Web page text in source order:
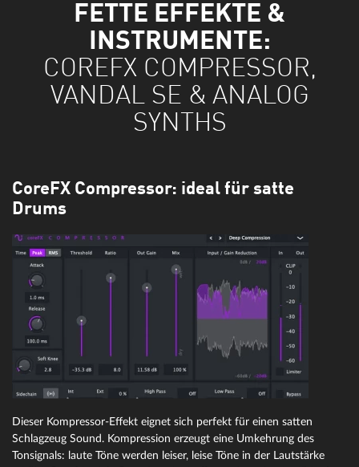
FETTE EFFEKTE &
INSTRUMENTE:
COREFX COMPRESSOR,
VANDAL SE & ANALOG
SYNTHS
CoreFX Compressor: ideal für satte
Drums
Dieser Kompressor-Effekt eignet sich perfekt für einen satten
Schlagzeug Sound. Kompression erzeugt eine Umkehrung des
Tonsignals: laute Töne werden leiser, leise Töne in der Lautstärke